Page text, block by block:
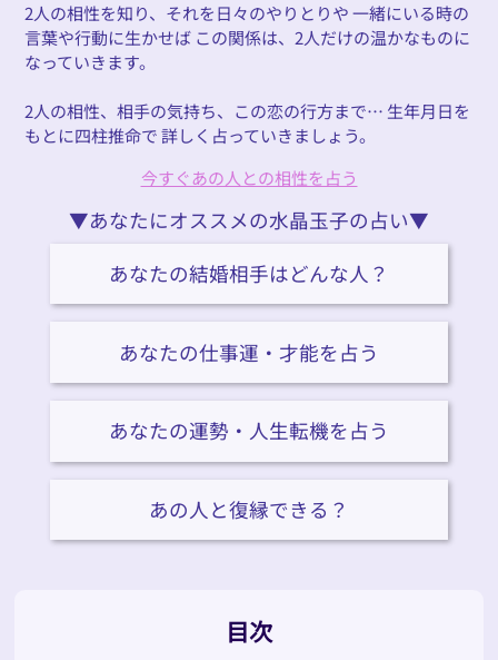
2人の相性を知り、それを日々のやりとりや 一緒にいる時の
言葉や行動に生かせば この関係は、2人だけの温かなものに
なっていきます。
2人の相性、相手の気持ち、この恋の行方まで… 生年月日を
もとに四柱推命で 詳しく占っていきましょう。
今すぐあの人との相性を占う
▼あなたにオススメの水晶玉子の占い▼
あなたの結婚相手はどんな人？
あなたの仕事運・才能を占う
あなたの運勢・人生転機を占う
あの人と復縁できる？
目次